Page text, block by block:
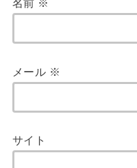
名前 ※
メール ※
サイト